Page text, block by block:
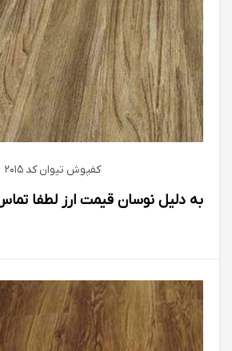
کفپوش تیوان كد 2015
به دلیل نوسان قیمت ارز لطفا